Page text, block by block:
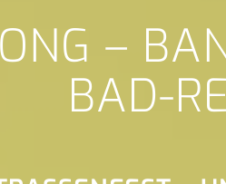
–
BAD-